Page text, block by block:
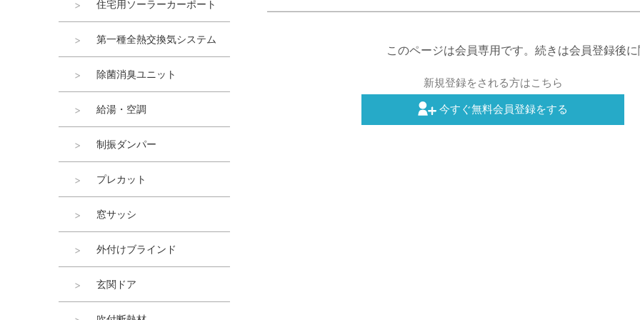
このページは会員専用です。続きは会員登録後
新規登録をされる方はこちら
今すぐ無料会員登録をする
住宅用ソーラーカーポート
第一種全熱交換気システム
除菌消臭ユニット
給湯・空調
制振ダンパー
プレカット
窓サッシ
外付けブラインド
玄関ドア